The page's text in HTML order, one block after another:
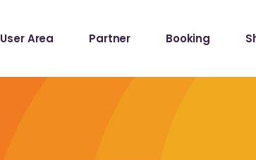
User Area Partner Booking